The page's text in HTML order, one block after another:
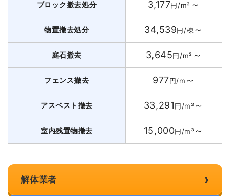
ブロック撤去処分 3,177円/m² ～
物置撤去処分 34,539円/棟～
庭石撤去 3,645円/m³ ～
フェンス撤去 977円/m ～
アスベスト撤去 33,291円/m³～
室内残置物撤去 15,000円/m³～
解体業者 ›